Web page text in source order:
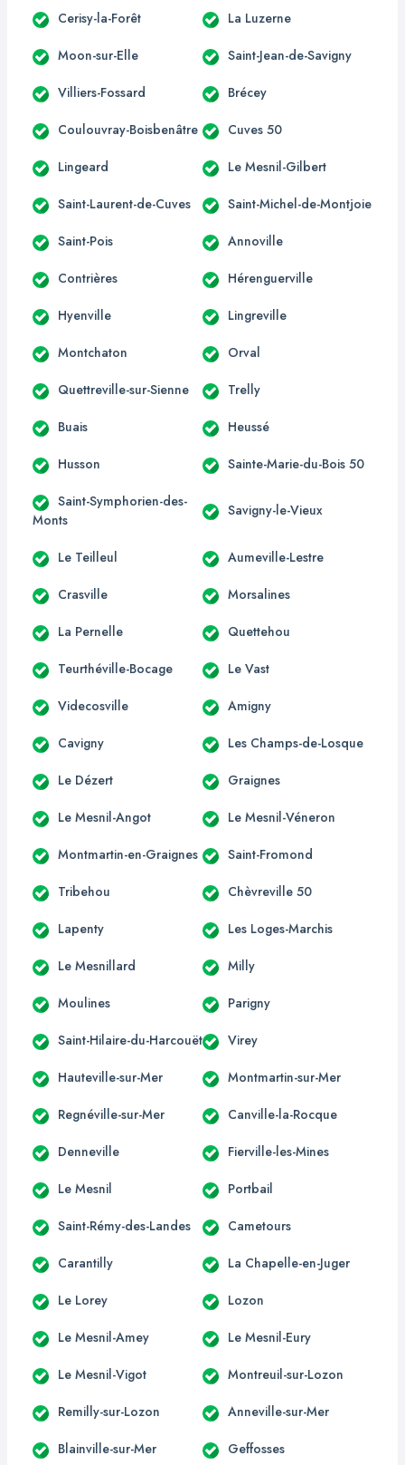
Cerisy-la-Forêt La Luzerne
Moon-sur-Elle Saint-Jean-de-Savigny
Villiers-Fossard Brécey
Coulouvray-Boisbenâtre Cuves 50
Lingeard Le Mesnil-Gilbert
Saint-Laurent-de-Cuves Saint-Michel-de-Montjoie
Saint-Pois Annoville
Contrières Hérenguerville
Hyenville Lingreville
Montchaton Orval
Quettreville-sur-Sienne Trelly
Buais Heussé
Husson Sainte-Marie-du-Bois 50
Saint-Symphorien-des-
Monts
Savigny-le-Vieux
Le Teilleul Aumeville-Lestre
Crasville Morsalines
La Pernelle Quettehou
Teurthéville-Bocage Le Vast
Videcosville Amigny
Cavigny Les Champs-de-Losque
Le Dézert Graignes
Le Mesnil-Angot Le Mesnil-Véneron
Montmartin-en-Graignes Saint-Fromond
Tribehou Chèvreville 50
Lapenty Les Loges-Marchis
Le Mesnillard Milly
Moulines Parigny
Saint-Hilaire-du-Harcouët Virey
Hauteville-sur-Mer Montmartin-sur-Mer
Regnéville-sur-Mer Canville-la-Rocque
Denneville Fierville-les-Mines
Le Mesnil Portbail
Saint-Rémy-des-Landes Cametours
Carantilly La Chapelle-en-Juger
Le Lorey Lozon
Le Mesnil-Amey Le Mesnil-Eury
Le Mesnil-Vigot Montreuil-sur-Lozon
Remilly-sur-Lozon Anneville-sur-Mer
Blainville-sur-Mer Geffosses